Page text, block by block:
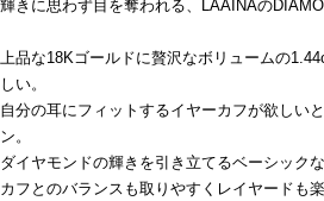
輝きに思わず目を奪われる、LAAINAの
上品な18Kゴールドに贅沢なボリュームの
しい。
自分の耳にフィットするイヤーカフが欲しい
ン。
ダイヤモンドの輝きを引き立てるベーシック
カフとのバランスも取りやすくレイヤードも楽